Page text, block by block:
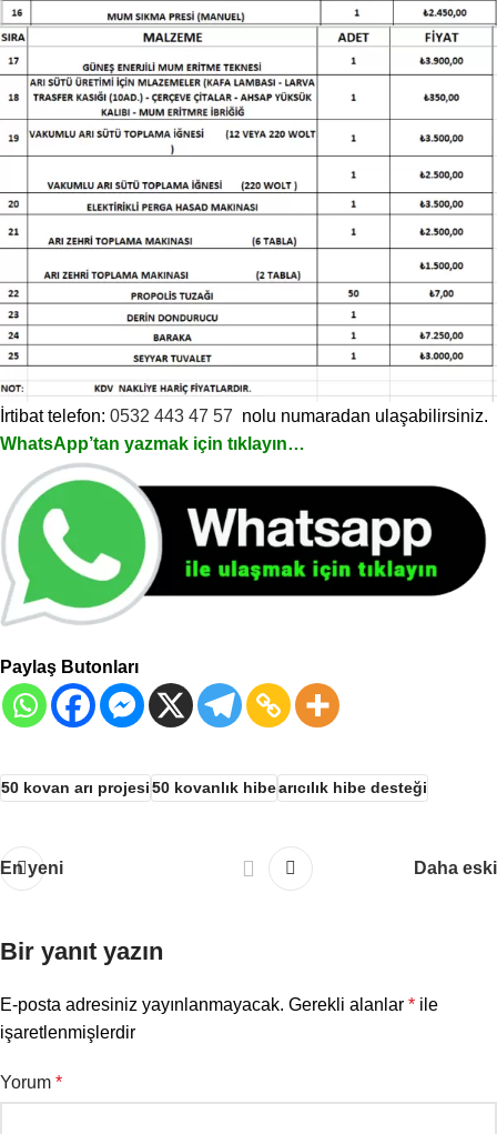
İrtibat telefon: 0532 443 47 57 nolu numaradan ulaşabilirsiniz.
WhatsApp’tan yazmak için tıklayın…
Paylaş Butonları
50 kovan arı projesi50 kovanlık hibearıcılık hibe desteği
En yeni Daha eski
Bir yanıt yazın
E-posta adresiniz yayınlanmayacak. Gerekli alanlar * ile
işaretlenmişlerdir
Yorum *